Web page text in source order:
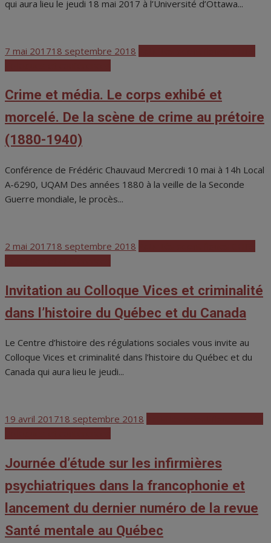
qui aura lieu le jeudi 18 mai 2017 à l’Université d’Ottawa...
Posted
7 mai 201718 septembre 2018
Crime et média. Le corps exhibé et
morcelé. De la scène de crime au prétoire
(1880-1940)
Conférence de Frédéric Chauvaud Mercredi 10 mai à 14h Local
A-6290, UQAM Des années 1880 à la veille de la Seconde
Guerre mondiale, le procès...
Posted
2 mai 201718 septembre 2018
Invitation au Colloque Vices et criminalité
dans l’histoire du Québec et du Canada
Le Centre d’histoire des régulations sociales vous invite au
Colloque Vices et criminalité dans l’histoire du Québec et du
Canada qui aura lieu le jeudi...
Posted
19 avril 201718 septembre 2018
Journée d’étude sur les infirmières
psychiatriques dans la francophonie et
lancement du dernier numéro de la revue
Santé mentale au Québec